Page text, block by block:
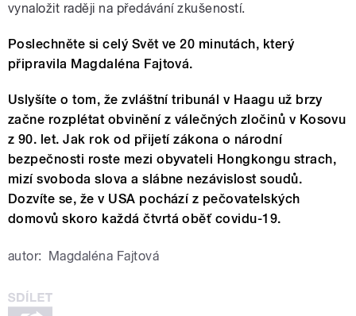
vynaložit raději na předávání zkušeností.
Poslechněte si celý Svět ve 20 minutách, který
připravila Magdaléna Fajtová.
Uslyšíte o tom, že zvláštní tribunál v Haagu už brzy
začne rozplétat obvinění z válečných zločinů v Kosovu
z 90. let. Jak rok od přijetí zákona o národní
bezpečnosti roste mezi obyvateli Hongkongu strach,
mizí svoboda slova a slábne nezávislost soudů.
Dozvíte se, že v USA pochází z pečovatelských
domovů skoro každá čtvrtá oběť covidu-19.
autor: Magdaléna Fajtová